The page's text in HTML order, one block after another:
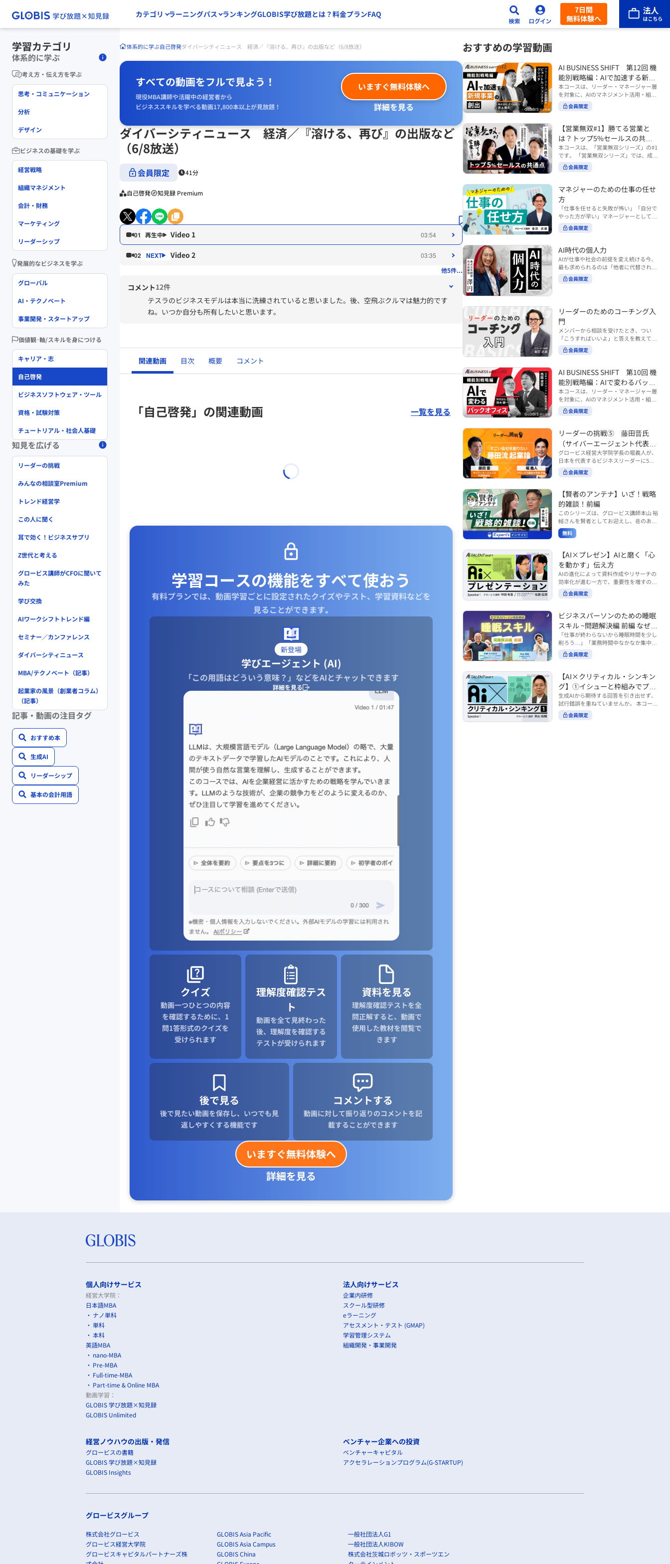
カテゴリ ラーニングパス ランキングGLOBIS学び放題とは？料金プランFAQ
7日間
無料体験へ
体系的に学ぶ自己啓発ダイバーシティニュース 経済／『溶ける、再び』の出版など（6/8放送）
すべての動画をフルで見よう！
現役MBA講師や活躍中の経営者から
ビジネススキルを学べる動画17,800本以上が見放題！
いますぐ無料体験へ
詳細を見る
ダイバーシティニュース 経済／『溶ける、再び』の出版など
（6/8放送）
会員限定 41分
自己啓発 知見録 Premium
01 Video 1 03:54
02 Video 2
03:35
他5件...
コメント12件
テスラのビジネスモデルは本当に洗練されていると思いました。後、空飛ぶクルマは魅力的です
ね。いつか自分も所有したいと思います。
関連動画 目次 概要 コメント
「自己啓発」の関連動画 一覧を見る
学習コースの機能をすべて使おう
有料プランでは、動画学習ごとに設定されたクイズやテスト、学習資料などを
見ることができます｡
新登場
学びエージェント (AI)
「この用語はどういう意味？」などをAIとチャットできます
詳細を見る
クイズ
動画一つひとつの内容
を確認するために、1
問1答形式のクイズを
受けられます
理解度確認テス
ト
動画を全て見終わった
後、理解度を確認する
テストが受けられます
資料を見る
理解度確認テストを全
問正解すると、動画で
使用した教材を閲覧で
きます
後で見る
後で見たい動画を保存し、いつでも見
返しやすくする機能です
コメントする
動画に対して振り返りのコメントを記
載することができます
いますぐ無料体験へ
詳細を見る
おすすめの学習動画
AI BUSINESS SHIFT 第12回 機
能別戦略編：AIで加速する新規
事業の創出
本コースは、リーダー・マネージャー層
を対象に、AIのマネジメント活用・組織
活用を体系的に学ぶ 『AI BUSINESS SHI
FTシリーズ（全12回）』の第12回で
る新規事業の創出」では、新規事業やス
タートアップを取り巻く環境がどのよう
に変化しているのかを俯瞰し、新たな価
値創造と非連続な成長を生み出すため
に、AI時代における事業機会の捉え方
や、成功確率を高めるための考え方につ
携わるリーダー・マネージャーの方 ・AI
を活用して事業創出のスピードや成功確
率を高めたい方 ・AI時代における新規事
業リーダーの役割やマインドセットを学
びたい方 ■AIシフトシリーズとは？ 『AI
BUSINESS SHIFTシリーズ』は以下の3
す。（順次公開） https://unlimited.glo
bis.co.jp/ja/tags/AI%E3%83%93%E3%8
2%B8%E3%83%8D%E3%82%B9%E3%
82%B7%E3%83%95%E3%83%88 ・基
礎編（第1回〜3回）：リーダーやマネー
のリーダーシップや組織変革を中心に学
ぶコース ・機能別戦略編（第8回〜12
回）：AI時代における機能別での戦略の
あり方を中心に学ぶコース より実践的な
AIツールの活用法について学びたい方は
『AI WORK SHIFTシリーズ』をご視聴く
3%BC%E3%82%AF%E3%82%B7%E3%
83%95%E3%83%88 ※本コースは、AIの
マネジメント活用を学ぶ「AIビジネスシ
フト」シリーズの一環として提供してい
ます。 ※本動画は、制作時点の情報に基
づき作成したものです（2026年03月制
会員限定
【営業無双#1】勝てる営業と
は？トップ5%セールスの共通
点
本コースは、「営業無双シリーズ」の#1
です。 「営業無双シリーズ」では、成約
率アップに向けて、お客様に選ばれ続け
る無双の営業になるための実践的な考え
（#2以降は順次公開） 本コースでは、
「勝てる営業とは？トップ5%セールス
の共通点」をテーマに BtoBでお客様に
選ばれる営業の役割 トップ5％のセール
スに共通する行動や考え方 成果につなが
る実践的なポイント などを解説します。
◾️こんな方におすすめ 提案しても顧客に
が多い方 顧客の本当の課題や決裁者の判
断基準をつかみきれず、案件が前に進ま
ない方 再現性のある営業テクニックを身
につけたい方 ※本動画は、制作時点の情
報に基づき作成したものです（2026年7
会員限定
マネジャーのための仕事の任せ
方
「仕事を任せると失敗が怖い」「自分で
やった方が早い」マネージャーとしてメ
ンバーやチームの力を引き出しながら成
果を上げるには、どのように仕事を任せ
い時代において、マネージャーとして成
果を上げ続けるためには、メンバーの個
性や特性を理解し、それに合わせた効果
的な任せ方を身につけることが重要で
す。このコースでは、ソーシャルスタイ
し、自身のリーダーシップを発揮できる
ようになっていきます。 ※本動画は、制
作時点の情報に基づき作成したものです
（2024年12月制作）
会員限定
AI時代の個人力
AIが仕事や社会の前提を変え続ける今、
最も求められるのは「他者に代替されな
い個としての力」“個人力”です。 本コー
スでは、澤円氏の著書『個人力』をもと
ーマは、「Being（ありたい自分）」を
中心に据え、自ら考え（Think）、変化
し（Transform）、協働する（Collabor
ate）ことで、自分らしい価値を発揮し
ていくこと。 リスキリングやAI活用が叫
ばれる今こそ、スキルより先に“自分の
軸”を問うことが重要です。 あなたは何
か？ このコースは、あなたが“ありたい
自分”として生き、キャリアをデザイン
していくための思考と行動のガイドにな
ります。 ※本動画は、制作時点の情報に
基づき作成したものです（2025年11月
制作）
会員限定
リーダーのためのコーチング入
門
メンバーから相談を受けたとき、つい
「こうすればいいよ」と答えを教えてし
まう。 あるいは、「自分で考えてほし
い」と思うあまり、すべて任せきりにし
つつ、自律的に仕事を進めてもらうため
にはどうすればよいのか。 こうした悩み
に直面するリーダー・マネージャーの方
は多いのではないでしょうか。 変化が激
しく、正解のない現代においては、指示
や助言にとどまらず、メンバーの思考を
引き出し、自律的な行動を促す「コーチ
す。 本コースでは、基礎的なコーチング
の考え方を押さえたうえで、実際の職場
で起こりがちな事例をもとに、相手の思
考と行動を引き出す関わり方を学びま
す。 また、代表的なコーチングのフレー
ムワークである「GROWモデル」を取り
の主体性を引き出していくのかを、わか
りやすく解説します。 メンバーとの対話
を、成長を促す機会へと変えていく。そ
の第一歩としておすすめのコースです。
コース内で紹介している「傾聴力」を深
めたい方は、こちらも合わせてご覧くだ
さい。 ・傾聴力 ~リーダーのための聴く
is.co.jp/ja/courses/fe285262/learn/step
s/59808 ・傾聴力 ~リーダーのための聴
く技術~（実践編） https://unlimited.gl
obis.co.jp/ja/courses/01d24a39/learn/s
teps/59813 ※本動画は、制作時点の情
報に基づき作成したものです（2026年6
月制作）
会員限定
AI BUSINESS SHIFT 第10回 機
能別戦略編：AIで変わるバック
オフィス
本コースは、リーダー・マネージャー層
を対象に、AIのマネジメント活用・組織
活用を体系的に学ぶ 『AI BUSINESS SHI
FTシリーズ（全12回）』の第10回で
バックオフィス」では、人事・総務・労
務・経理・情報システムなどのバックオ
フィス領域において、定型業務の自動化
や効率化といった現場レベルのAI活用だ
けでなく、いかにして経営や戦略に貢献
する存在へと進化していくのかについて
考えを深め、学んでいきます。 ■こんな
理・情シスなど、バックオフィス部門を
率いるリーダー・マネージャーの方 ・バ
ックオフィス業務へのAI活用やDX推進を
担っている方 ・AI時代におけるバックオ
フィスの役割や戦略のあり方を考えたい
方 ■AIシフトシリーズとは？ 『AI BUSI
で設計された全12回のシリーズです。
（順次公開） https://unlimited.globis.c
o.jp/ja/tags/AI%E3%83%93%E3%82%B
8%E3%83%8D%E3%82%B9%E3%82%
B7%E3%83%95%E3%83%88 ・基礎編
（第1回〜3回）：リーダーやマネージャ
ーに求められる、AI時代の基礎的なリテ
ジメント編（第4回〜7回）：AI時代のリ
ーダーシップや組織変革を中心に学ぶコ
ース ・機能別戦略編（第8回〜12回）：
AI時代における機能別での戦略のあり方
を中心に学ぶコース より実践的なAIツー
ルの活用法について学びたい方は『AI W
earch?tag=AI%E3%83%AF%E3%83%B
C%E3%82%AF%E3%82%B7%E3%83%
95%E3%83%88 ※本コースは、AIのマネ
ジメント活用を学ぶ「AIビジネスシフ
ト」シリーズの一環として提供していま
す。 ※本動画は、制作時点の情報に基づ
会員限定
リーダーの挑戦⑤ 藤田晋氏
（サイバーエージェント代表取
締役）
グロービス経営大学院学長の堀義人が、
日本を代表するビジネスリーダーに5つ
の質問（能力開発／挑戦／試練／仲間／
志）を投げかけ、その人生哲学を解き明
ーエージェント代表取締役の藤田晋氏。
起業の理由、経営をどうやって学んだ
か、アメーバブログ・ABEMAの立ち上
げ、経営チームづくりについてなど聞い
ていきます。（肩書きは2020年12月11
日撮影当時のもの） 藤田 晋 サイバー
ス・キャピタル・パートナーズ 代表パ
ートナー
会員限定
【賢者のアンテナ】いざ！戦略
的雑談！前編
このシリーズは、グロービス講師本山 裕
輔さんを賢者としてお迎えし、巷のあり
とあらゆるものを独自の視点で紐解き、
皆様の学びの意欲を刺激するコンテンツ
期配信されます。 取り上げて欲しいご質
問やテーマ、感想を随時受け付けていま
す。 グーグルフォーム（https://forms.g
le/qqoBYuRUmUYz4scC6） または グ
ロ放題編集部員のX（https://x.com/mai
rakobayashi） まで、ぜひご要望をお
6月制作）
無料
【AI×プレゼン】AIと磨く「心
を動かす」伝え方
AIの進化によって資料作成やリサーチの
効率化が進む一方で、重要性を増すのが
「伝える力」です。本コースでは、AI時
代のプレゼンに求められるデリバリース
を客観的に評価し、改善できるAI活用法
も紹介。大事な場面で「心を動かす」プ
レゼンをしたい方におすすめです。関連
コース「プレゼンテーションスキル」も
併せてご覧ください。 ▼プレゼン動画分
析プロンプト（辛口） https://hodai.glo
bis.co.jp/learning_documents/6f976cd
ル https://unlimited.globis.co.jp/ja/co
urses/598f3254/ ※本コースは、AI時代
のビジネススキルを学ぶ「AIタレントシ
フト」シリーズの一環として提供してい
ます。 https://unlimited.globis.co.jp/j
a/tags/AI%E3%82%BF%E3%83%AC%E
会員限定
ビジネスパーソンのための睡眠
スキル ~問題解決編 前編 なぜ眠
れないのか？~
「仕事が終わらないから睡眠時間を少し
削ろう…」「業務時間中なかなか集中で
きない…」「毎日朝起きるのがつら
い…」。 あなたはこのような経験をした
トの時間をやりくりするために、真っ先
に削りがちなのが「睡眠」時間。 実は
今、日本社会は世界と比較して「最も眠
らない国」だということもわかってきて
います。 慢性的な睡眠不足は、心身の健
康に悪影響なだけでなく、仕事のパフォ
ーマンスにも当然大きな影響を与え、社
会員限定
【AI×クリティカル・シンキン
グ】①イシューと枠組みでプロ
ンプトを磨く
生成AIから期待する回答を引き出せず、
試行錯誤を重ねていませんか。 本コース
では、生成AI活用の質を高める鍵とし
て、クリティカル・シンキングの視点か
会員限定
学習カテゴリ
体系的に学ぶ
考え方・伝え方を学ぶ
思考・コミュニケーション
分析
デザイン
ビジネスの基礎を学ぶ
経営戦略
組織マネジメント
会計・財務
マーケティング
リーダーシップ
発展的なビジネスを学ぶ
グローバル
AI・テクノベート
事業開発・スタートアップ
価値観･軸/スキルを身につける
キャリア・志
自己啓発
ビジネスソフトウェア・ツール
資格・試験対策
チュートリアル・社会人基礎
知見を広げる
リーダーの挑戦
みんなの相談室Premium
トレンド経営学
この人に聞く
耳で効く！ビジネスサプリ
Z世代と考える
グロービス講師がCFOに聞いて
みた
学び交換
AIワークシフトトレンド編
セミナー／カンファレンス
ダイバーシティニュース
MBA/テクノベート（記事）
起業家の風景（創業者コラム）
（記事）
記事・動画の注目タグ
おすすめ本
生成AI
リーダーシップ
基本の会計用語
個人向けサービス
経営大学院：
日本語MBA
ナノ単科
単科
本科
英語MBA
nano-MBA
Pre-MBA
Full-time-MBA
Part-time & Online MBA
動画学習：
GLOBIS 学び放題×知見録
GLOBIS Unlimited
法人向けサービス
企業内研修
スクール型研修
eラーニング
アセスメント・テスト (GMAP)
学習管理システム
組織開発・事業開発
経営ノウハウの出版・発信
グロービスの書籍
GLOBIS 学び放題×知見録
GLOBIS Insights
ベンチャー企業への投資
ベンチャーキャピタル
アクセラレーションプログラム(G-STARTUP)
グロービスグループ
株式会社グロービス
グロービス経営大学院
グロービスキャピタルパートナーズ株
GLOBIS Asia Pacific
GLOBIS Asia Campus
GLOBIS China
一般社団法人G1
一般社団法人KIBOW
株式会社茨城ロボッツ・スポーツエン